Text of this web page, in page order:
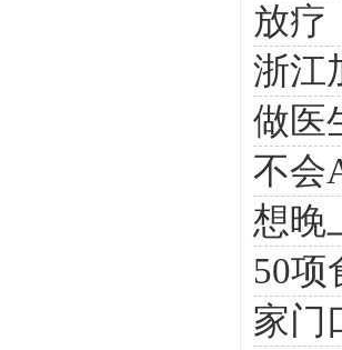
放疗
浙江
做医
不会
想晚
50项
家门